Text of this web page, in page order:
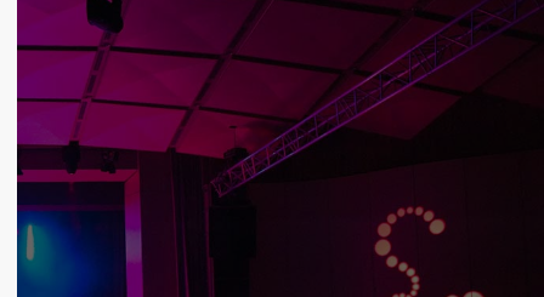
touch
Road, Suite 600
CA 94102
any questions?
About us
Lorem ipsum dolor sit amet,
consectetuer adipiscing elit.
dolor. Aenean massa. Cum
sociis natoque penatibus et
magnis dis parturient montes,